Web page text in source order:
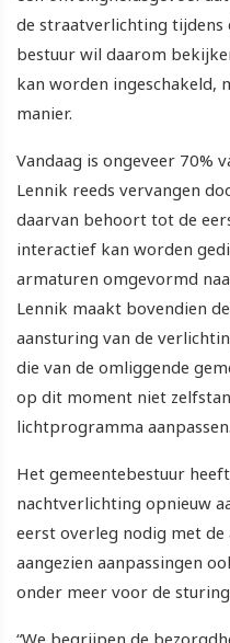
de straatverlichting tijdens
bestuur wil daarom
kan worden ingeschakeld,
manier.
Vandaag is ongeveer 70%
Lennik reeds vervangen
daarvan behoort tot de
interactief kan worden
armaturen omgevormd
Lennik maakt bovendien
aansturing van de
die van de omliggende
op dit moment niet
lichtprogramma aanpassen.
Het gemeentebestuur
nachtverlichting opnieuw
eerst overleg nodig met
aangezien aanpassingen
onder meer voor de
“We begrijpen de